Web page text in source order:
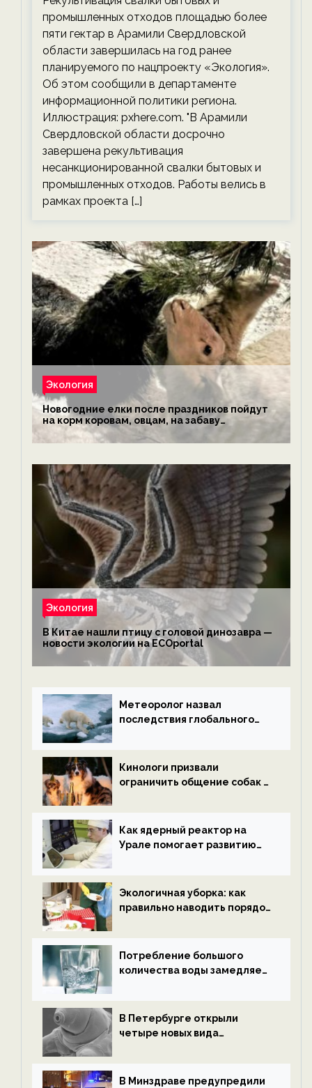
экологии на ECOportal
промышленных отходов площадью более
пяти гектар в Арамили Свердловской
области завершилась на год ранее
планируемого по нацпроекту «Экология».
Об этом сообщили в департаменте
информационной политики региона.
Иллюстрация: pxhere.com. "В Арамили
Свердловской области досрочно
завершена рекультивация
несанкционированной свалки бытовых и
промышленных отходов. Работы велись в
рамках проекта […]
Экология
Новогодние елки после праздников пойдут
на корм коровам, овцам, на забаву
обезьянам, львам и леопардам — новости
экологии на ECOportal
Экология
В Китае нашли птицу с головой динозавра —
новости экологии на ECOportal
Метеоролог назвал
последствия глобального
ECOportal
Кинологи призвали
ограничить общение собак с
ECOportal
Как ядерный реактор на
Урале помогает развитию
ECOportal
Экологичная уборка: как
правильно наводить порядок
Потребление большого
количества воды замедляет
В Петербурге открыли
четыре новых вида
экологии на ECOportal
В Минздраве предупредили